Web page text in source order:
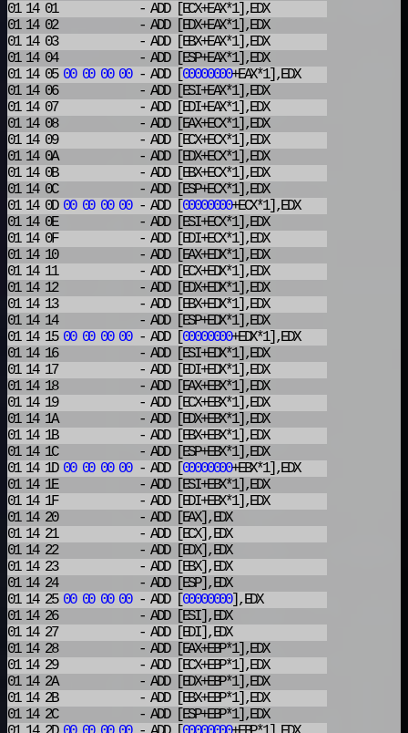
01 14 01
- ADD[ECX+EAX*1],EDX
01 14 02
- ADD[EDX+EAX*1],EDX
01 14 03
- ADD[EBX+EAX*1],EDX
01 14 04
- ADD[ESP+EAX*1],EDX
01 14 05 00 00 00 00- ADD[ 00000000+EAX*1],EDX
01 14 06
- ADD[ESI+EAX*1],EDX
01 14 07
- ADD[EDI+EAX*1],EDX
01 14 08
- ADD[EAX+ECX*1],EDX
01 14 09
- ADD[ECX+ECX*1],EDX
01 14 0A
- ADD[EDX+ECX*1],EDX
01 14 0B
- ADD[EBX+ECX*1],EDX
01 14 0C
- ADD[ESP+ECX*1],EDX
01 14 0D 00 00 00 00- ADD[ 00000000+ECX*1],EDX
01 14 0E
- ADD[ESI+ECX*1],EDX
01 14 0F
- ADD[EDI+ECX*1],EDX
01 14 10
- ADD[EAX+EDX*1],EDX
01 14 11
- ADD[ECX+EDX*1],EDX
01 14 12
- ADD[EDX+EDX*1],EDX
01 14 13
- ADD[EBX+EDX*1],EDX
01 14 14
- ADD[ESP+EDX*1],EDX
01 14 15 00 00 00 00- ADD[ 00000000+EDX*1],EDX
01 14 16
- ADD[ESI+EDX*1],EDX
01 14 17
- ADD[EDI+EDX*1],EDX
01 14 18
- ADD[EAX+EBX*1],EDX
01 14 19
- ADD[ECX+EBX*1],EDX
01 14 1A
- ADD[EDX+EBX*1],EDX
01 14 1B
- ADD[EBX+EBX*1],EDX
01 14 1C
- ADD[ESP+EBX*1],EDX
01 14 1D 00 00 00 00- ADD[ 00000000+EBX*1],EDX
01 14 1E
- ADD[ESI+EBX*1],EDX
01 14 1F
- ADD[EDI+EBX*1],EDX
01 14 20
- ADD[EAX],EDX
01 14 21
- ADD[ECX],EDX
01 14 22
- ADD[EDX],EDX
01 14 23
- ADD[EBX],EDX
01 14 24
- ADD[ESP],EDX
01 14 25 00 00 00 00- ADD[ 00000000],EDX
01 14 26
- ADD[ESI],EDX
01 14 27
- ADD[EDI],EDX
01 14 28
- ADD[EAX+EBP*1],EDX
01 14 29
- ADD[ECX+EBP*1],EDX
01 14 2A
- ADD[EDX+EBP*1],EDX
01 14 2B
- ADD[EBX+EBP*1],EDX
01 14 2C
- ADD[ESP+EBP*1],EDX